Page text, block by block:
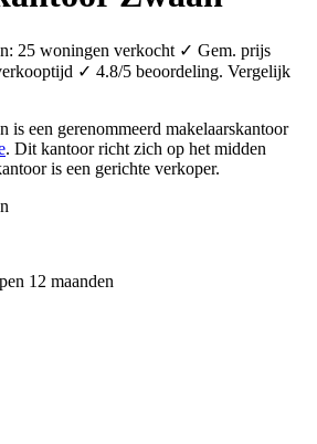
25 woningen verkocht ✓ Gem. prijs
✓ 4.8/5 beoordeling. Vergelijk
is een gerenommeerd makelaarskantoor
. Dit kantoor richt zich op het midden
is een gerichte verkoper.
12 maanden